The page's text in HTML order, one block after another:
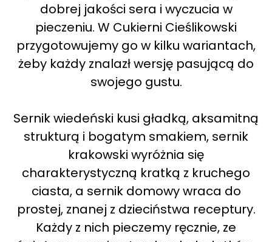
dobrej jakości sera i wyczucia w
pieczeniu. W Cukierni Cieślikowski
przygotowujemy go w kilku wariantach,
żeby każdy znalazł wersję pasującą do
swojego gustu.
Sernik wiedeński kusi gładką, aksamitną
strukturą i bogatym smakiem, sernik
krakowski wyróżnia się
charakterystyczną kratką z kruchego
ciasta, a sernik domowy wraca do
prostej, znanej z dzieciństwa receptury.
Każdy z nich pieczemy ręcznie, ze